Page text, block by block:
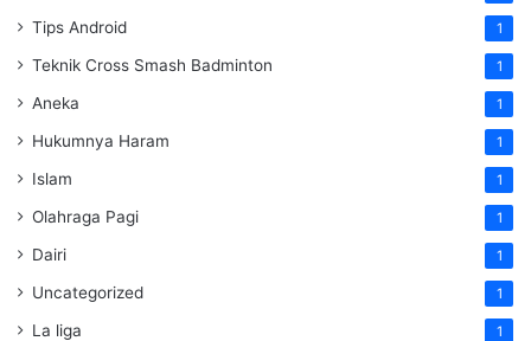
Tips Android 1
Teknik Cross Smash Badminton 1
Aneka 1
Hukumnya Haram 1
Islam 1
Olahraga Pagi 1
Dairi 1
Uncategorized 1
La liga 1